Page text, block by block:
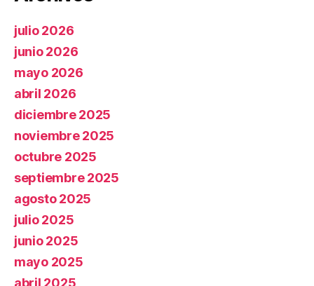
julio 2026
junio 2026
mayo 2026
abril 2026
diciembre 2025
noviembre 2025
octubre 2025
septiembre 2025
agosto 2025
julio 2025
junio 2025
mayo 2025
abril 2025